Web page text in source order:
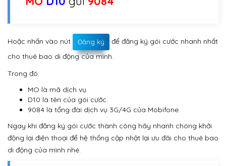
Hoặc nhấn vào nút Đăng ký
để đăng ký gói cước nhanh nhất
cho thuê bao di động của mình.
Trong đó:
MO là mã dịch vụ.
D10 là tên của gói cước.
9084 là tổng đài dịch vụ 3G/4G của Mobifone.
Ngay khi đăng ký gói cước thành công hãy nhanh chóng khởi
động lại điện thoại để hệ thống cập nhật lại ưu đãi cho thuê bao
di động của mình nhé.